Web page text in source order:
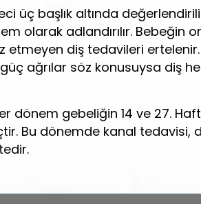
üç başlık altında
olarak adlandırılır. Bebeğin
etmeyen diş tedavileri
güç ağrılar söz konusuysa diş
dönem gebeliğin 14 ve 27.
Bu dönemde kanal